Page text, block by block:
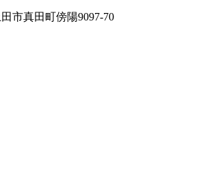
市真田町傍陽9097-70